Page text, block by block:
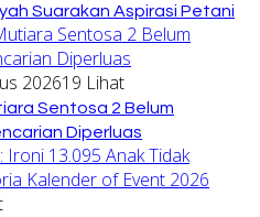
Suarakan Aspirasi Petani
202619 Lihat
Sentosa 2 Belum
Diperluas